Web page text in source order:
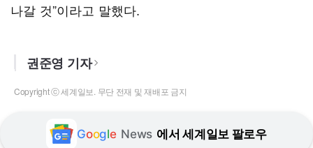
나갈 것”이라고 말했다.
권준영 기자
Copyright ⓒ 세계일보. 무단 전재 및 재배포 금지
Google News 에서 세계일보 팔로우